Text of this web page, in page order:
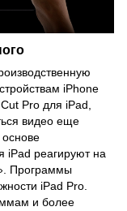
iPhone
Pro для iPad,
видео еще
iPad реагируют на
Программы
iPad Pro.
и более